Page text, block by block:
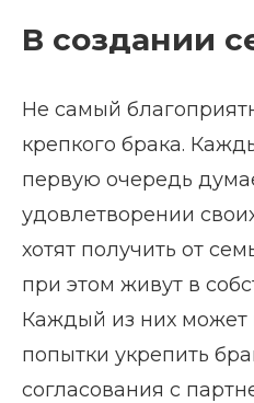
В создании
Не самый
крепкого брака.
первую очередь
удовлетворении
хотят получить от
при этом живут в
Каждый из них
попытки укрепить
согласования с